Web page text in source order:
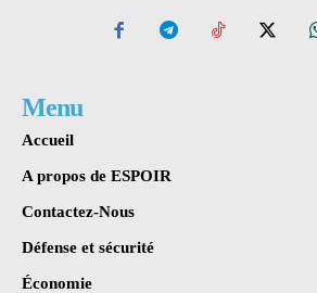
Menu
Accueil
A propos de ESPOIR
Contactez-Nous
Défense et sécurité
Économie